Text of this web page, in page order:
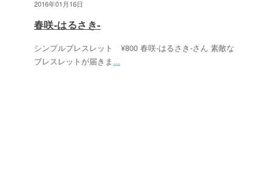
2016年01月16日
春咲-はるさき-
シンプルブレスレット ¥800 春咲-はるさき-さん 素敵な
ブレスレットが届きま ...